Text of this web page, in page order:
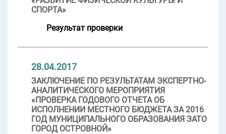
СПОРТА»
Результат проверки
28.04.2017
ЗАКЛЮЧЕНИЕ ПО РЕЗУЛЬТАТАМ ЭКСПЕРТНО-
АНАЛИТИЧЕСКОГО МЕРОПРИЯТИЯ
«ПРОВЕРКА ГОДОВОГО ОТЧЕТА ОБ
ИСПОЛНЕНИИ МЕСТНОГО БЮДЖЕТА ЗА 2016
ГОД МУНИЦИПАЛЬНОГО ОБРАЗОВАНИЯ ЗАТО
ГОРОД ОСТРОВНОЙ»